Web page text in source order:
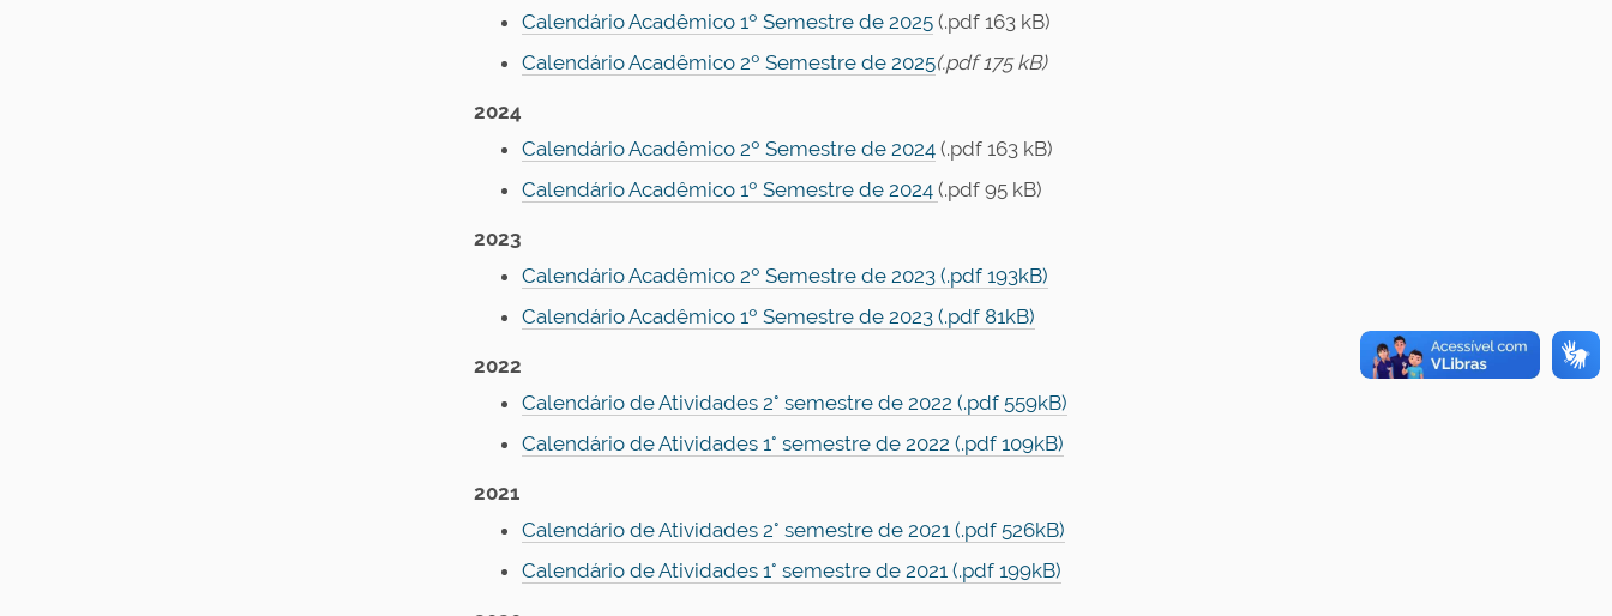
Calendário Acadêmico 1º Semestre de 2025(.pdf 163 kB)
Calendário Acadêmico 2º Semestre de 2025(.pdf 175 kB)
2024
Calendário Acadêmico 2º Semestre de 2024(.pdf 163 kB)
Calendário Acadêmico 1º Semestre de 2024 (.pdf 95 kB)
2023
Calendário Acadêmico 2º Semestre de 2023 (.pdf 193kB)
Calendário Acadêmico 1º Semestre de 2023 (.pdf 81kB)
2022
Calendário de Atividades 2° semestre de 2022 (.pdf 559kB)
Calendário de Atividades 1° semestre de 2022 (.pdf 109kB)
2021
Calendário de Atividades 2° semestre de 2021 (.pdf 526kB)
Calendário de Atividades 1° semestre de 2021 (.pdf 199kB)